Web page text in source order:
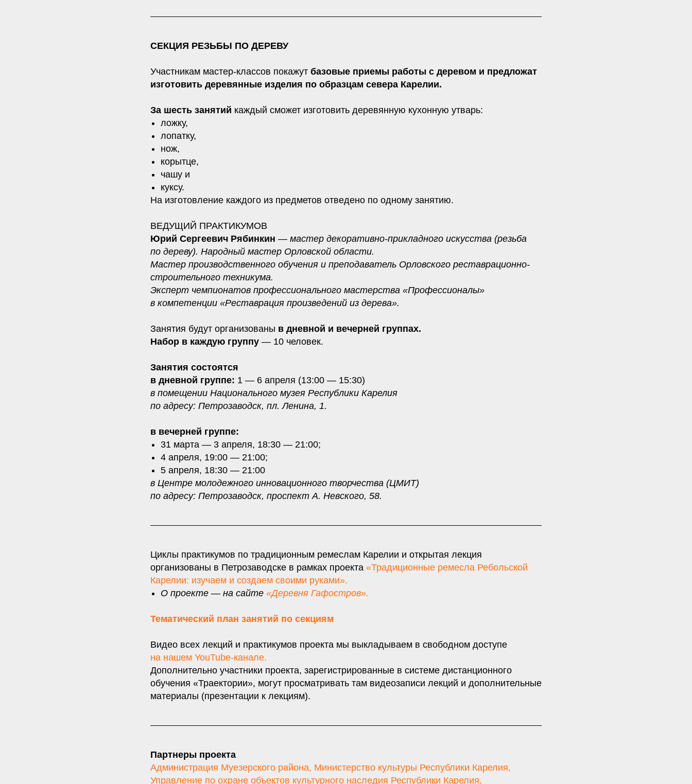
СЕКЦИЯ РЕЗЬБЫ ПО ДЕРЕВУ
Участникам мастер-классов покажут базовые приемы работы с деревом и предложат
изготовить деревянные изделия по образцам севера Карелии.
За шесть занятий каждый сможет изготовить деревянную кухонную утварь:
ложку,
лопатку,
нож,
корытце,
чашу и
куксу.
На изготовление каждого из предметов отведено по одному занятию.
ВЕДУЩИЙ ПРАКТИКУМОВ
Юрий Сергеевич Рябинкин — мастер декоративно-прикладного искусства (резьба
по дереву). Народный мастер Орловской области.
Мастер производственного обучения и преподаватель Орловского реставрационно-
строительного техникума.
Эксперт чемпионатов профессионального мастерства «Профессионалы»
в компетенции «Реставрация произведений из дерева».
Занятия будут организованы в дневной и вечерней группах.
Набор в каждую группу — 10 человек.
Занятия состоятся
в дневной группе: 1 — 6 апреля (13:00 — 15:30)
в помещении Национального музея Республики Карелия
по адресу: Петрозаводск, пл. Ленина, 1.
в вечерней группе:
31 марта — 3 апреля, 18:30 — 21:00;
4 апреля, 19:00 — 21:00;
5 апреля, 18:30 — 21:00
в Центре молодежного инновационного творчества (ЦМИТ)
по адресу: Петрозаводск, проспект А. Невского, 58.
Циклы практикумов по традиционным ремеслам Карелии и открытая лекция
организованы в Петрозаводске в рамках проекта «Традиционные ремесла Ребольской
Карелии: изучаем и создаем своими руками».
О проекте — на сайте «Деревня Гафостров».
Тематический план занятий по секциям
Видео всех лекций и практикумов проекта мы выкладываем в свободном доступе
на нашем YouTube-канале.
Дополнительно участники проекта, зарегистрированные в системе дистанционного
обучения «Траектории», могут просматривать там видеозаписи лекций и дополнительные
материалы (презентации к лекциям).
Партнеры проекта
Администрация Муезерского района, Министерство культуры Республики Карелия,
Управление по охране объектов культурного наследия Республики Карелия,